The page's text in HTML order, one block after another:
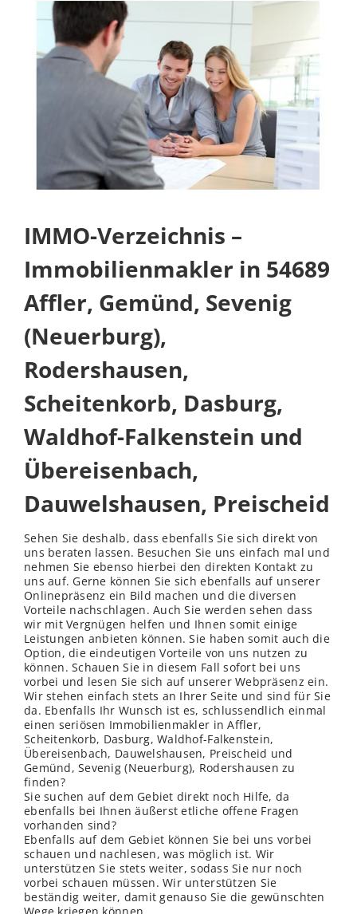
IMMO-Verzeichnis –
Immobilienmakler in 54689
Affler, Gemünd, Sevenig
(Neuerburg),
Rodershausen,
Scheitenkorb, Dasburg,
Waldhof-Falkenstein und
Übereisenbach,
Dauwelshausen, Preischeid
Sehen Sie deshalb, dass ebenfalls Sie sich direkt von
uns beraten lassen. Besuchen Sie uns einfach mal und
nehmen Sie ebenso hierbei den direkten Kontakt zu
uns auf. Gerne können Sie sich ebenfalls auf unserer
Onlinepräsenz ein Bild machen und die diversen
Vorteile nachschlagen. Auch Sie werden sehen dass
wir mit Vergnügen helfen und Ihnen somit einige
Leistungen anbieten können. Sie haben somit auch die
Option, die eindeutigen Vorteile von uns nutzen zu
können. Schauen Sie in diesem Fall sofort bei uns
vorbei und lesen Sie sich auf unserer Webpräsenz ein.
Wir stehen einfach stets an Ihrer Seite und sind für Sie
da. Ebenfalls Ihr Wunsch ist es, schlussendlich einmal
einen seriösen Immobilienmakler in Affler,
Scheitenkorb, Dasburg, Waldhof-Falkenstein,
Übereisenbach, Dauwelshausen, Preischeid und
Gemünd, Sevenig (Neuerburg), Rodershausen zu
finden?
Sie suchen auf dem Gebiet direkt noch Hilfe, da
ebenfalls bei Ihnen äußerst etliche offene Fragen
vorhanden sind?
Ebenfalls auf dem Gebiet können Sie bei uns vorbei
schauen und nachlesen, was möglich ist. Wir
unterstützen Sie stets weiter, sodass Sie nur noch
vorbei schauen müssen. Wir unterstützen Sie
beständig weiter, damit genauso Sie die gewünschten